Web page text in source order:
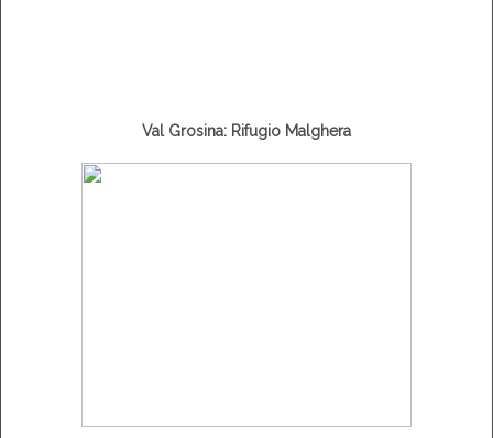
Val Grosina: Rifugio Malghera